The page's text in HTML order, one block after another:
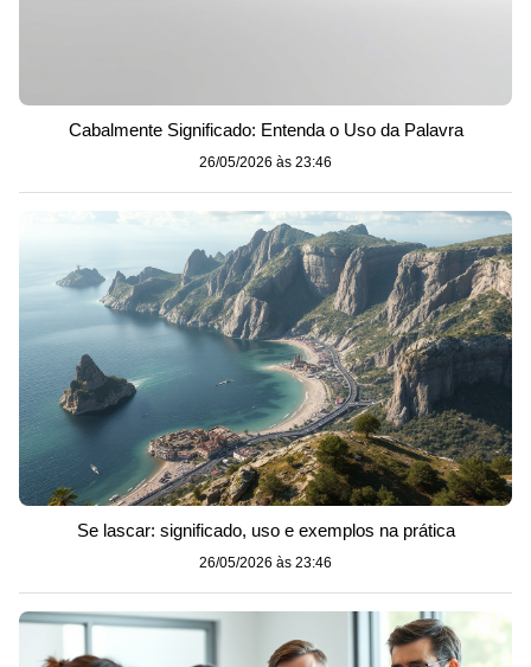
Cabalmente Significado: Entenda o Uso da Palavra
26/05/2026 às 23:46
Se lascar: significado, uso e exemplos na prática
26/05/2026 às 23:46